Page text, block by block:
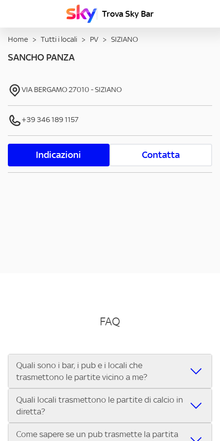
Trova Sky Bar
Home > Tutti i locali > PV > SIZIANO
SANCHO PANZA
VIA BERGAMO27010 -SIZIANO
+39 346 189 1157
Indicazioni Contatta
FAQ
Quali sono i bar, i pub e i locali che
trasmettono le partite vicino a me?
Se cerchi un bar, pub, ristorante o locale vicino a te per
vedere le partite di Serie A ENILIVE, la Serie C Sky Wifi, la
UEFA Champions League, la UEFA Europa League, la UEFA
Conference League, il Tennis, la Formula 1®, la MotoGP™ e
Quali locali trasmettono le partite di calcio in
diretta?
Vuoi sapere quali bar, pub o ristoranti mostrano le partite
Come sapere se un pub trasmette la partita